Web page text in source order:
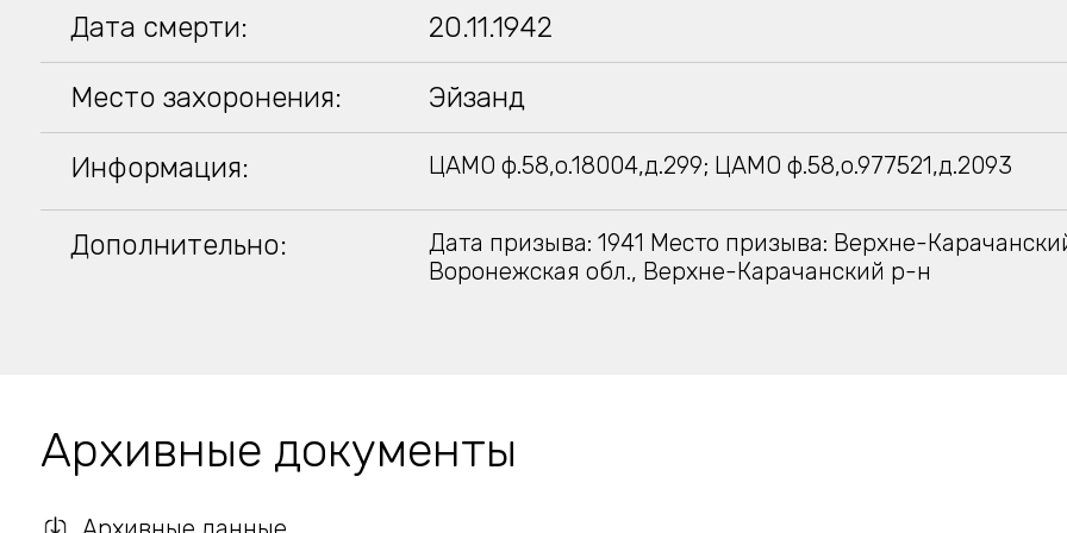
Дата смерти: 20.11.1942
Место захоронения: Эйзанд
Информация: ЦАМО ф.58,о.18004,д.299; ЦАМО ф.58,о.977521,д.2093
Дополнительно:
Дата призыва: 1941 Место призыва: Верхне-
Воронежская обл., Верхне-Карачанский р-н
Архивные документы